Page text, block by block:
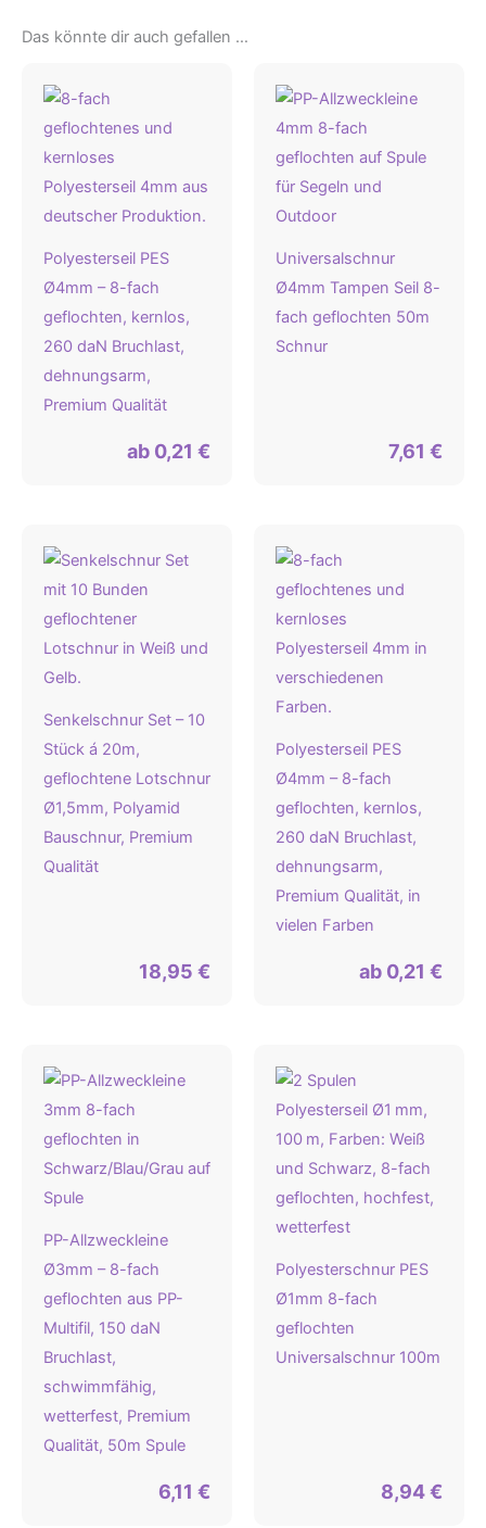
Das könnte dir auch gefallen …
Polyesterseil PES
Ø4mm – 8-fach
geflochten, kernlos,
260 daN Bruchlast,
dehnungsarm,
Premium Qualität
ab 0,21 €
Universalschnur
Ø4mm Tampen Seil 8-
fach geflochten 50m
Schnur
7,61 €
Senkelschnur Set – 10
Stück á 20m,
geflochtene Lotschnur
Ø1,5mm, Polyamid
Bauschnur, Premium
Qualität
18,95 €
Polyesterseil PES
Ø4mm – 8-fach
geflochten, kernlos,
260 daN Bruchlast,
dehnungsarm,
Premium Qualität, in
vielen Farben
ab 0,21 €
PP-Allzweckleine
Ø3mm – 8-fach
geflochten aus PP-
Multifil, 150 daN
Bruchlast,
schwimmfähig,
wetterfest, Premium
Qualität, 50m Spule
6,11 €
Polyesterschnur PES
Ø1mm 8-fach
geflochten
Universalschnur 100m
8,94€